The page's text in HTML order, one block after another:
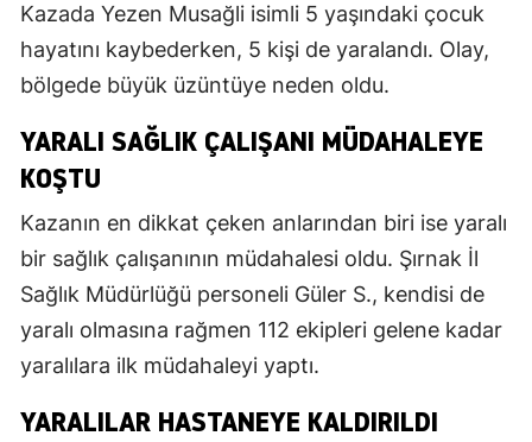
Kazada Yezen Musağli isimli 5 yaşındaki çocuk
hayatını kaybederken, 5 kişi de yaralandı. Olay,
bölgede büyük üzüntüye neden oldu.
YARALI SAĞLIK ÇALIŞANI MÜDAHALEYE
KOŞTU
Kazanın en dikkat çeken anlarından biri ise yaralı
bir sağlık çalışanının müdahalesi oldu. Şırnak İl
Sağlık Müdürlüğü personeli Güler S., kendisi de
yaralı olmasına rağmen 112 ekipleri gelene kadar
yaralılara ilk müdahaleyi yaptı.
YARALILAR HASTANEYE KALDIRILDI